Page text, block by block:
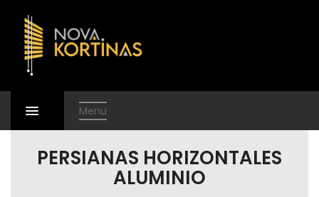
Menu
PERSIANAS HORIZONTALES
ALUMINIO